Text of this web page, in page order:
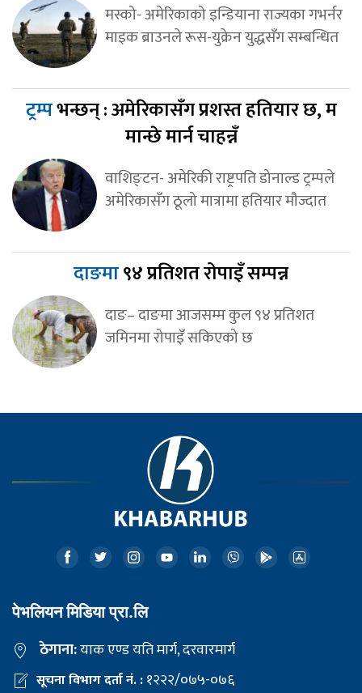
मस्को- अमेरिकाको इन्डियाना राज्यका गभर्नर
माइक ब्राउनले रूस-युक्रेन युद्धसँग सम्बन्धित
ट्रम्पभन्छन् : अमेरिकासँग प्रशस्त हतियार छ, म
मान्छे मार्न चाहन्नँ
वाशिङ्टन- अमेरिकी राष्ट्रपति डोनाल्ड ट्रम्पले
अमेरिकासँग ठूलो मात्रामा हतियार मौज्दात
दाङमा९४ प्रतिशत रोपाइँ सम्पन्न
दाङ– दाङमा आजसम्म कुल ९४ प्रतिशत
जमिनमा रोपाइँ सकिएको छ
पेभलियन मिडिया प्रा.लि
ठेगाना:याक एण्ड यति मार्ग, दरवारमार्ग
सूचना विभाग दर्ता नं. :१२२२/०७५-०७६